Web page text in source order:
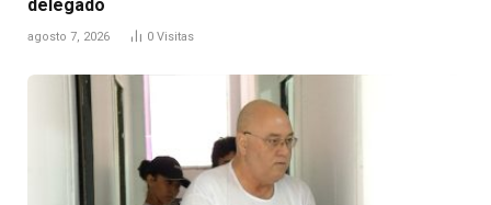
delegado
agosto 7, 2026 0 Visitas